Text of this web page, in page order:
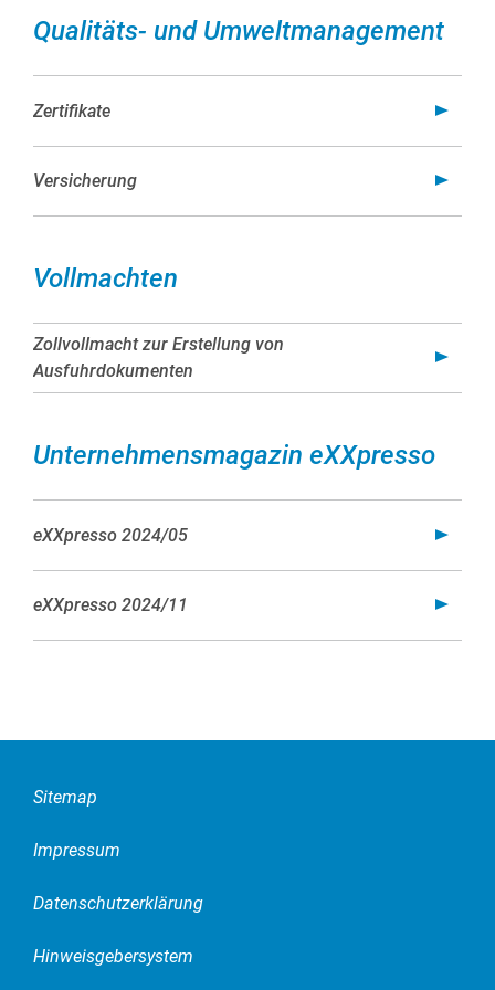
See- und Lufttransporte
Zollabwicklung
Qualitäts- und Umweltmanagement
Zertifikate
Versicherung
Vollmachten
Zollvollmacht zur Erstellung von
Ausfuhrdokumenten
Unternehmensmagazin eXXpresso
eXXpresso 2024/05
eXXpresso 2024/11
Sitemap
Impressum
Datenschutzerklärung
Hinweisgebersystem